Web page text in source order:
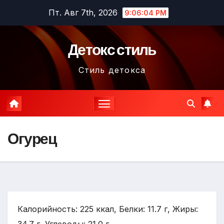
содержимому
Пт. Авг 7th, 2026 9:06:05 PM
Детокс стиль
Стиль детокса
Огурец
Калорийность: 225 ккал, Белки: 11.7 г, Жиры: